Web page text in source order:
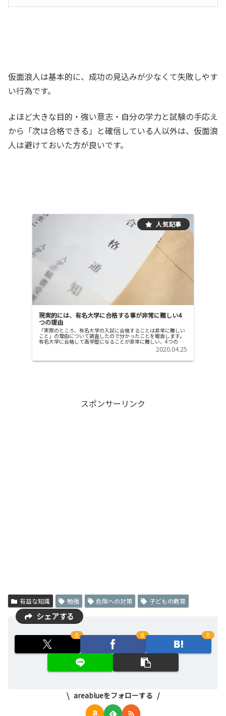
仮面浪人は基本的に、成功の見込みが少なくて失敗しやす
い行為です。
よほど大きな目的・強い意志・自分の学力と試験の手応え
から「次は合格できる」と確信している人以外は、仮面浪
人は避けておいた方が良いです。
現実的には、有名大学に合格する事が非常に難しい4
つの理由
「実際のところ、有名大学の入試に合格することは非常に難しい
こと」の理由について調査したので分かったことを報告します。
有名大学に合格して高学歴になることが非常に難しい、4つの理
由1「約3年間、計画的な勉強を継続できる人は、ほとんどいない
2020.04.25
スポンサーリンク
有益な知識 勉強 危険への対策 子どもの教育
シェアする
0 0 0
areablueをフォローする